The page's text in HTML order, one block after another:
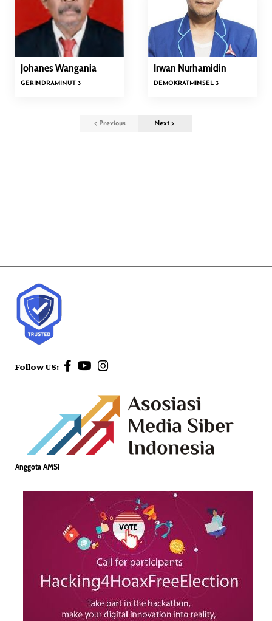
Johanes Wangania
GERINDRAMINUT 3
Irwan Nurhamidin
DEMOKRATMINSEL 3
Previous Next
Follow US:
Anggota AMSI